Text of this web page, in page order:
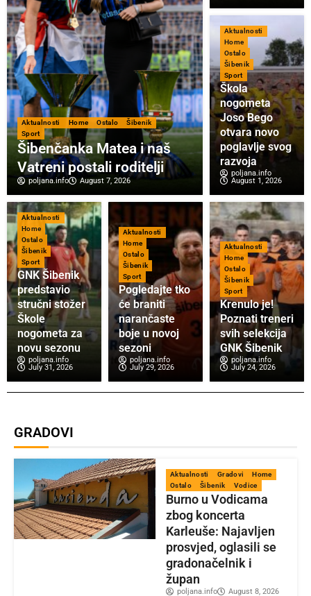
Aktualnosti Home Ostalo
Šibenik
Sport
Šibenčanka Matea i naš
Vatreni postali roditelji
poljana.info August 7, 2026
Aktualnosti
Home
Ostalo
Šibenik
Sport
Škola
nogometa
Joso Bego
otvara novo
poglavlje svog
razvoja
poljana.info
August 1, 2026
Aktualnosti
Home
Ostalo
Šibenik
Sport
GNK Šibenik
predstavio
stručni stožer
Škole
nogometa za
novu sezonu
poljana.info
July 31, 2026
Aktualnosti
Home
Ostalo
Šibenik
Sport
Pogledajte tko
će braniti
narančaste
boje u novoj
sezoni
poljana.info
July 29, 2026
Aktualnosti
Home
Ostalo
Šibenik
Sport
Krenulo je!
Poznati treneri
svih selekcija
GNK Šibenik
poljana.info
July 24, 2026
GRADOVI
Aktualnosti Gradovi
Home
Ostalo
Šibenik Vodice
Burno u Vodicama
zbog koncerta
Karleuše: Najavljen
prosvjed, oglasili se
gradonačelnik i
župan
poljana.info August 8, 2026